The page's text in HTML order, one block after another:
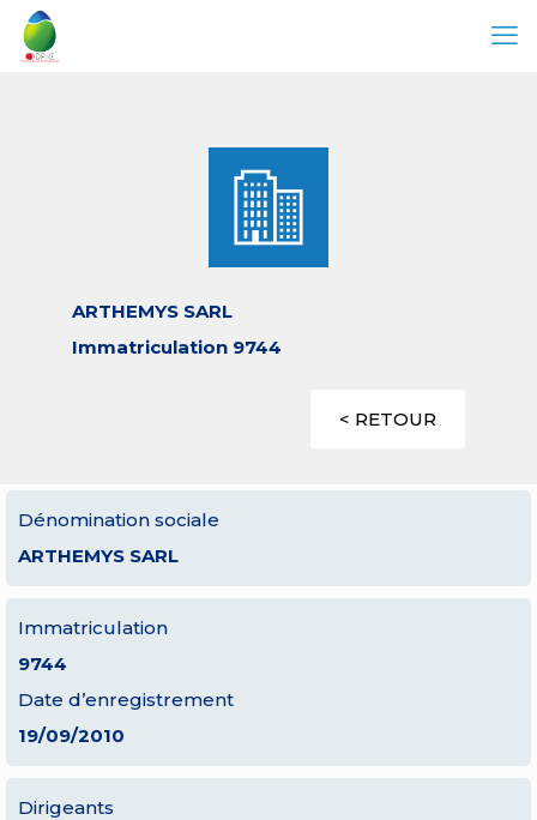
ARTHEMYS SARL
Immatriculation 9744
< RETOUR
Dénomination sociale
ARTHEMYS SARL
Immatriculation
9744
Date d’enregistrement
19/09/2010
Dirigeants